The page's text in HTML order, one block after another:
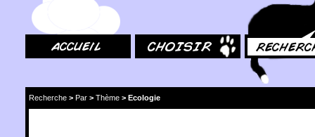
Recherche > Par > Thème > Ecologie